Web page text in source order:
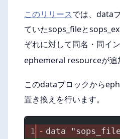
このリリースでは、data
ていたsops_fileと
ぞれに対して同名・同イ
ephemeral resourceが追
このdataブロックから
置き換えを行います。
1
data